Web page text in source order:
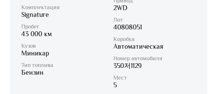
Комплектация
Signature
Пробег
43 000 км
Кузов
Миникар
Тип топлива
Бензин
2WD
Лот
40808051
Коробка
Автоматическая
Номер автомобиля
350저1129
Мест
5